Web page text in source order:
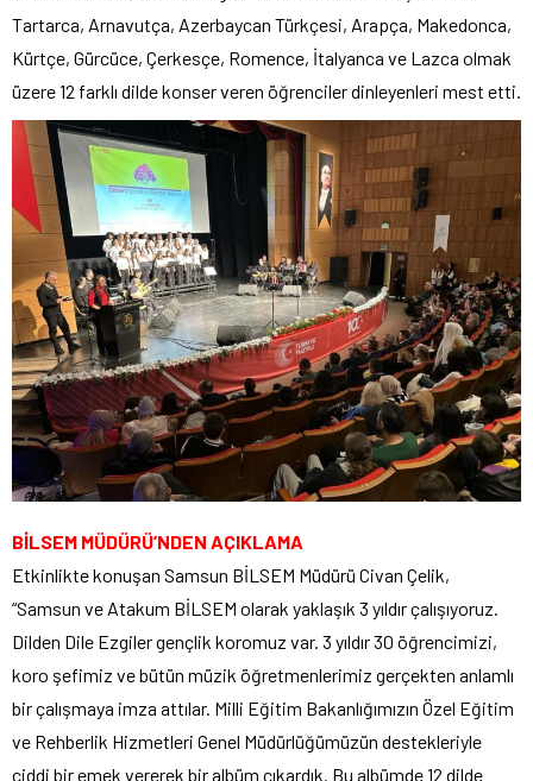
Tartarca, Arnavutça, Azerbaycan Türkçesi, Arapça, Makedonca,
Kürtçe, Gürcüce, Çerkesçe, Romence, İtalyanca ve Lazca olmak
üzere 12 farklı dilde konser veren öğrenciler dinleyenleri mest etti.
BİLSEM MÜDÜRÜ’NDEN AÇIKLAMA
Etkinlikte konuşan Samsun BİLSEM Müdürü Civan Çelik,
“Samsun ve Atakum BİLSEM olarak yaklaşık 3 yıldır çalışıyoruz.
Dilden Dile Ezgiler gençlik koromuz var. 3 yıldır 30 öğrencimizi,
koro şefimiz ve bütün müzik öğretmenlerimiz gerçekten anlamlı
bir çalışmaya imza attılar. Milli Eğitim Bakanlığımızın Özel Eğitim
ve Rehberlik Hizmetleri Genel Müdürlüğümüzün destekleriyle
ciddi bir emek vererek bir albüm çıkardık. Bu albümde 12 dilde